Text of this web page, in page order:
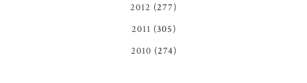
2012 (277)
2011 (305)
2010 (274)